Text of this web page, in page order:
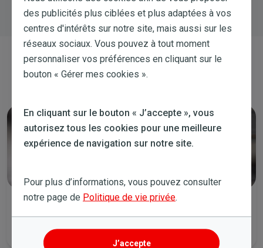
Contactez-nous
Lancez un chat
des publicités plus ciblées et plus adaptées à vos
centres d'intérêts sur notre site, mais aussi sur les
réseaux sociaux. Vous pouvez à tout moment
personnaliser vos préférences en cliquant sur le
bouton « Gérer mes cookies ».
En cliquant sur le bouton « J’accepte », vous
autorisez tous les cookies pour une meilleure
expérience de navigation sur notre site.
Pour plus d’informations, vous pouvez consulter
notre page de Politique de vie privée.
J’accepte